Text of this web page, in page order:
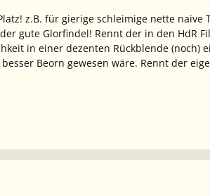
z.B. für gierige schleimige nette naive
gute Glorfindel! Rennt der in den HdR
in einer dezenten Rückblende (noch)
Beorn gewesen wäre. Rennt der